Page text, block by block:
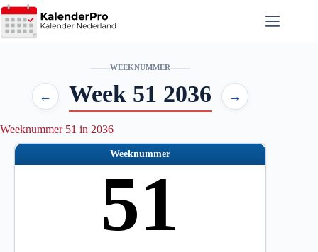
Ga
naar
de
WEEKNUMMER
← Week 51 2036 →
Weeknummer 51 in 2036
Weeknummer
51